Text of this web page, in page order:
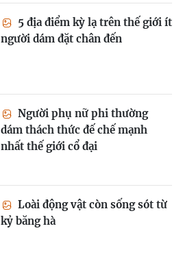
5 địa điểm kỳ lạ trên thế giới ít
người dám đặt chân đến
Người phụ nữ phi thường
dám thách thức đế chế mạnh
nhất thế giới cổ đại
Loài động vật còn sống sót từ
kỷ băng hà